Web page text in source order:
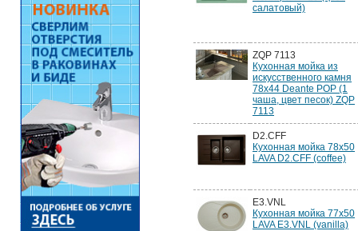
салатовый)
ZQP 7113
Кухонная мойка из
искусственного камня
78x44 Deante POP (1
чаша, цвет песок) ZQP
7113
D2.CFF
Кухонная мойка 78x50
LAVA D2.CFF (coffee)
E3.VNL
Кухонная мойка 77x50
LAVA E3.VNL (vanilla)